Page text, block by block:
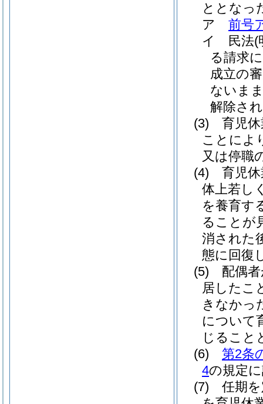
ととなっ
ア
前号
イ
民法(
る請求
成立の
ないま
解除さ
(3)
育児
ことによ
又は停職
(4)
育児
体上若し
を養育す
ることが
消された
態に回復
(5)
配偶
居したこ
きなかっ
について
じること
(6)
第2条
4の規定
(7)
任期